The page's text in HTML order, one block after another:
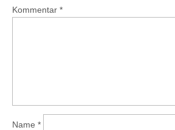
Kommentar *
Name *